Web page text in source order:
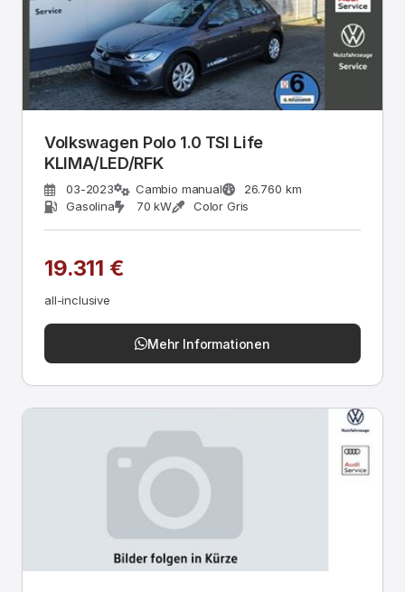
Volkswagen Polo 1.0 TSI Life
KLIMA/LED/RFK
03-2023 Cambio manual
26.760 km
Gasolina
70 kW Color Gris
19.311 €
all-inclusive
Mehr Informationen